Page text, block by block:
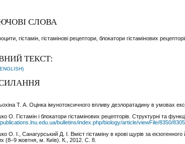
СЛОВА
гістамін, гістамінові рецептори, блокатори гістамінових
ТЕКСТ:
Т. А. Оцінка імунотоксичного впливу дезлоратадину в умовах
О. Гістамін і блокатори гістамінових рецепторів. Структурні та
bulletins/index.php/biology/article/viewFile/8350/8305
О. І., Санагурський Д. І. Вміст гістаміну в крові щурів за
(8–9 жовтня, м. Київ). К., 2012. С. 8.